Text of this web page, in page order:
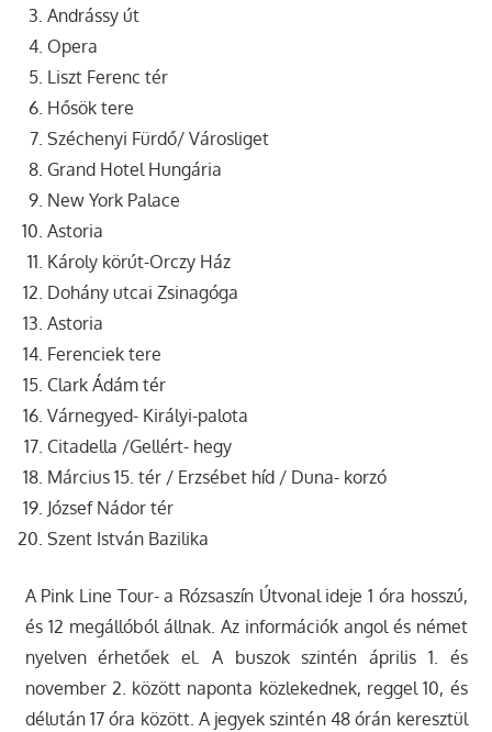
Andrássy út
Opera
Liszt Ferenc tér
Hősök tere
Széchenyi Fürdő/ Városliget
Grand Hotel Hungária
New York Palace
Astoria
Károly körút-Orczy Ház
Dohány utcai Zsinagóga
Astoria
Ferenciek tere
Clark Ádám tér
Várnegyed- Királyi-palota
Citadella /Gellért- hegy
Március 15. tér / Erzsébet híd / Duna- korzó
József Nádor tér
Szent István Bazilika
A Pink Line Tour- a Rózsaszín Útvonal ideje 1 óra hosszú,
és 12 megállóból állnak. Az információk angol és német
nyelven érhetőek el. A buszok szintén április 1. és
november 2. között naponta közlekednek, reggel 10, és
délután 17 óra között. A jegyek szintén 48 órán keresztül